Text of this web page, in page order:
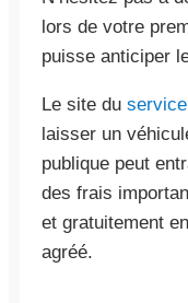
lors de votre
puisse anticiper
Le site du
laisser un
publique peut
des frais
et gratuitement
agréé.